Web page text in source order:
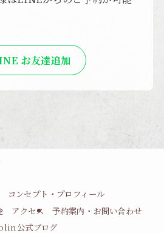
お友達追加
コンセプト・プロフィール
アクセス
予約案内・お問い合わせ
公式ブログ